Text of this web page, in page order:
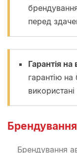
перед
Гарантія
гарантію
Брендування